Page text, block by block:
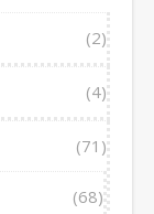
(2)
(4)
(71)
(68)